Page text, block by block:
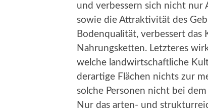
und verbessern sich nicht nur
sowie die Attraktivität des
Bodenqualität, verbessert
Nahrungsketten. Letzteres
welche landwirtschaftliche
derartige Flächen nichts zur
solche Personen nicht bei
Nur das arten- und